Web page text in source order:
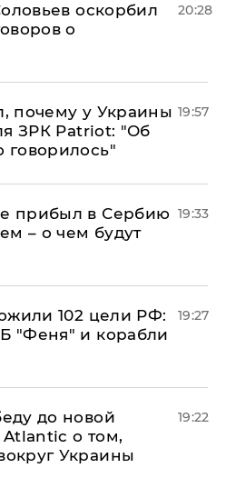
оскорбил
о
20:28
почему у Украины
ЗРК Patriot: "Об
говорилось"
19:57
прибыл в Сербию
– о чем будут
19:33
102 цели РФ:
"Феня" и корабли
19:27
до новой
о том,
Украины
19:22